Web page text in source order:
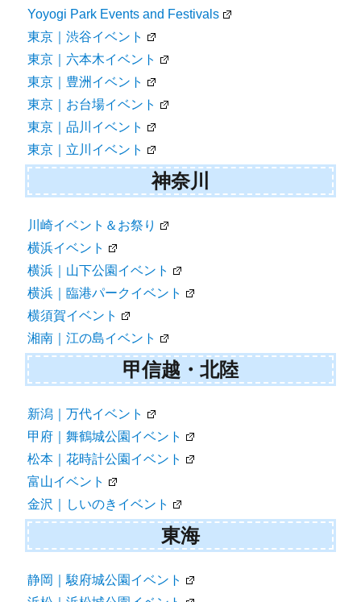
Yoyogi Park Events and Festivals
東京｜渋谷イベント
東京｜六本木イベント
東京｜豊洲イベント
東京｜お台場イベント
東京｜品川イベント
東京｜立川イベント
神奈川
川崎イベント＆お祭り
横浜イベント
横浜｜山下公園イベント
横浜｜臨港パークイベント
横須賀イベント
湘南｜江の島イベント
甲信越・北陸
新潟｜万代イベント
甲府｜舞鶴城公園イベント
松本｜花時計公園イベント
富山イベント
金沢｜しいのきイベント
東海
静岡｜駿府城公園イベント